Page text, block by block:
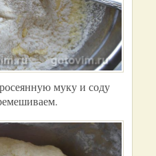
муку и соду